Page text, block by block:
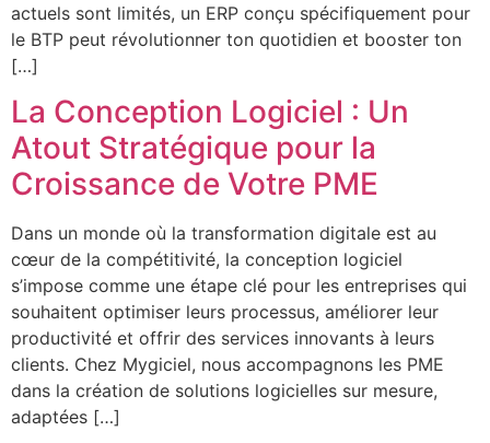
actuels sont limités, un ERP conçu spécifiquement pour
le BTP peut révolutionner ton quotidien et booster ton
[…]
La Conception Logiciel : Un
Atout Stratégique pour la
Croissance de Votre PME
Dans un monde où la transformation digitale est au
cœur de la compétitivité, la conception logiciel
s’impose comme une étape clé pour les entreprises qui
souhaitent optimiser leurs processus, améliorer leur
productivité et offrir des services innovants à leurs
clients. Chez Mygiciel, nous accompagnons les PME
dans la création de solutions logicielles sur mesure,
adaptées […]